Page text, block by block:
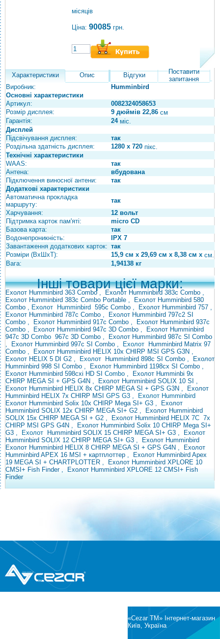
місяців
Ціна: 90085 грн.
Характеристики Опис Відгуки
Поставити
запитання
Виробник:
Humminbird
Основні характеристики
Артикул:
0082324058653
Розмір дисплея:
9 дюймів 22,86 см
Гарантія:
24міс.
Дисплей
Підсвічування дисплея:
так
Роздільна здатність дисплея:
1280 x 720 пікс.
Технічні характеристики
WAAS:
так
Антена:
вбудована
Підключення виносної антени:
так
Додаткові характеристики
Автоматична прокладка
маршруту:
так
Харчування:
12 вольт
Підтримка карток пам'яті:
micro CD
Базова карта:
так
Водонепроникність:
IPX 7
Завантаження додаткових карток: так
Розміри (ВхШхТ):
15,9 см x 29,69 см x 8,38 см x см.
Вага:
1,94138 кг
Інші товари цієї марки:
Ехолот Humminbird 363 Combo , Ехолот Humminbird 383с Combo ,
Ехолот Humminbird 383с Combo Portable ,
Ехолот Humminbird 580
Combo , Ехолот Humminbird 595с Combo , Ехолот Humminbird 757 ,
Ехолот Humminbird 787с Combo ,
Ехолот Humminbird 797с2 SI
Combo , Ехолот Humminbird 917с Combo ,
Ехолот Humminbird 937с
Combo , Ехолот Humminbird 947с 3D Combo , Ехолот Humminbird
947с 3D Combo 967с 3D Combo ,
Ехолот Humminbird 987с SI Combo
,
Ехолот Humminbird 997с SI Combo , Ехолот
Humminbird Matrix 97
Combo , Ехолот Humminbird HELIX 10x CHIRP MSI GPS G3N ,
Ехолот HELIX 5 DI G2 , Ехолот Humminbird 898c SI Combo ,
Ехолот
Humminbird 998 SI Combo , Ехолот Humminbird 1198cx SI Combo ,
Ехолот Humminbird 598cxi HD SI Combo ,
Ехолот Humminbi 9x
CHIRP MEGA SI + GPS G4N , Ехолот Humminbird SOLIX 10 SI ,
Ехолот Humminbird HELIX 8x CHIRP MEGA SI + GPS G3N ,
Ехолот
Humminbird HELIX 7x CHIRP MSI GPS G3 , Ехолот Humminbird
Ехолот Humminbird Solix 10x CHIRP Mega SI+ G3 ,
Ехолот
Humminbird SOLIX 12x CHIRP MEGA SI+ G2 ,
Ехолот Humminbird
SOLIX 15x CHIRP MEGA SI + G2 , Ехолот Humminbird HELIX 7C 7x
CHIRP MSI GPS G4N ,
Ехолот Humminbird Solix 10 CHIRP Mega SI+
G3 , Ехолот Humminbird SOLIX 15 CHIRP MEGA SI+ G3 ,
Ехолот
Humminbird SOLIX 12 CHIRP MEGA SI+ G3 ,
Ехолот Humminbird
Ехолот Humminbird HELIX 8 CHIRP MEGA SI + GPS G4N ,
Ехолот
Humminbird APEX 16 MSI + картплоттер ,
Ехолот Humminbird Apex
19 MEGA SI + CHARTPLOTTER ,
Ехолот Humminbird XPLORE 10
CMSI+ Fish Finder ,
Ехолот Humminbird XPLORE 12 CMSI+ Fish
Finder
®
«Cezar TM» Інтернет-магазин
Київ, Україна